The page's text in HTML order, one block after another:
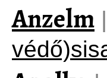
Anzelm |